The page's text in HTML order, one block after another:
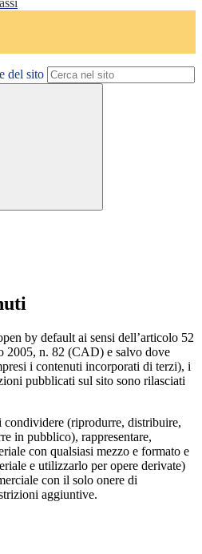
del sito
by default ai sensi dell’articolo 52
2005, n. 82 (CAD) e salvo dove
i contenuti incorporati di terzi), i
pubblicati sul sito sono rilasciati
(riprodurre, distribuire,
in pubblico), rappresentare,
con qualsiasi mezzo e formato e
e utilizzarlo per opere derivate)
con il solo onere di
aggiuntive.